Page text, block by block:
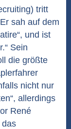
tritt
sah auf dem
und ist
Sein
die größte
nicht nur
allerdings
René
das